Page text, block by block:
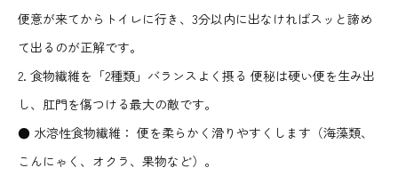
便意が来てからトイレに行き、3分以内に出なければスッと諦め
て出るのが正解です。
2. 食物繊維を「2種類」バランスよく摂る 便秘は硬い便を生み出
し、肛門を傷つける最大の敵です。
● 水溶性食物繊維： 便を柔らかく滑りやすくします（海藻類、
こんにゃく、オクラ、果物など）。